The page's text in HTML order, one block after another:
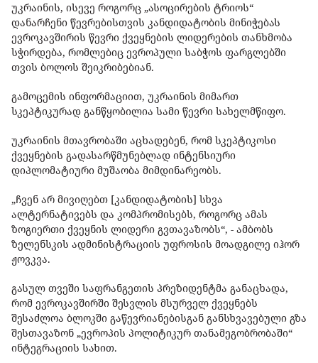
უკრაინის, ისევე როგორც „ასოცირების ტრიოს“
დანარჩენი წევრებისთვის კანდიდატობის მინიჭებას
ევროკავშირის წევრი ქვეყნების ლიდერების თანხმობა
სჭირდება, რომლებიც ევროპული საბჭოს ფარგლებში
თვის ბოლოს შეიკრიბებიან.
გამოცემის ინფორმაციით, უკრაინის მიმართ
სკეპტიკურად განწყობილია სამი წევრი სახელმწიფო.
უკრაინის მთავრობაში აცხადებენ, რომ სკეპტიკოსი
ქვეყნების გადასარწმუნებლად ინტენსიური
დიპლომატიური მუშაობა მიმდინარეობს.
„ჩვენ არ მივიღებთ [კანდიდატობის] სხვა
ალტერნატივებს და კომპრომისებს, როგორც ამას
ზოგიერთი ქვეყნის ლიდერი გვთავაზობს“, - ამბობს
ზელენსკის ადმინისტრაციის უფროსის მოადგილე იჰორ
ჟოვკვა.
გასულ თვეში საფრანგეთის პრეზიდენტმა განაცხადა,
რომ ევროკავშირში შესვლის მსურველ ქვეყნებს
შესაძლოა ბლოკში გაწევრიანებისგან განსხვავებული გზა
შესთავაზონ „ევროპის პოლიტიკურ თანამეგობრობაში“
ინტეგრაციის სახით.